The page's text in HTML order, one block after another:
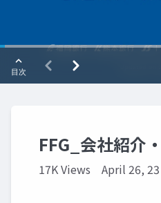
FFG_会社紹介
17K Views April 26, 23